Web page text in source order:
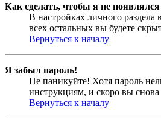
Как сделать, чтобы я не
В настройках личного
всех остальных вы будете
Вернуться к началу
Я забыл пароль!
Не паникуйте! Хотя пароль
инструкциям, и скоро вы
Вернуться к началу